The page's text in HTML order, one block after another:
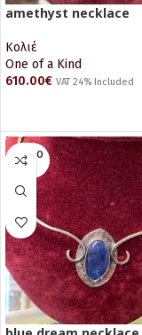
amethyst necklace
Κολιέ
One of a Kind
610.00€ VAT 24% Included
SOLD O
UT